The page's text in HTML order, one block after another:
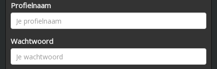
Profielnaam
Wachtwoord